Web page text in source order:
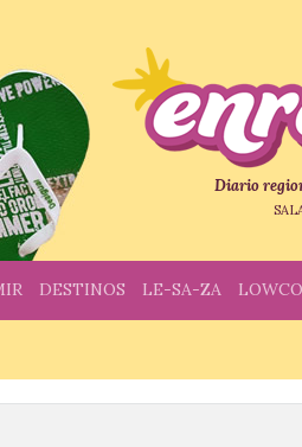
Diario
DESTINOS LE-SA-ZA